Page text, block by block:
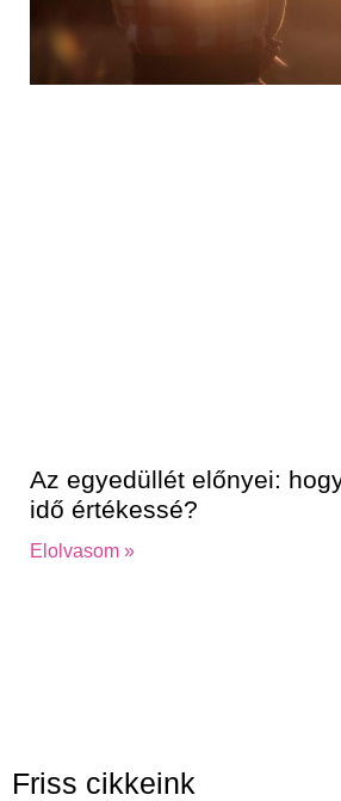
Az egyedüllét előnyei:
idő értékessé?
Elolvasom »
Friss cikkeink